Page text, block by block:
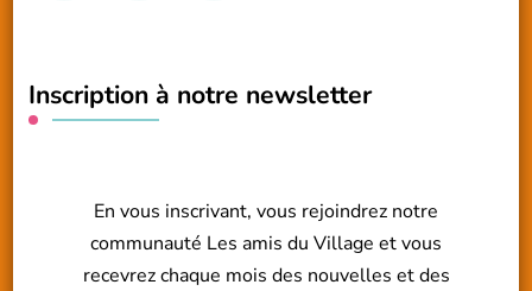
Inscription à notre newsletter
En vous inscrivant, vous rejoindrez notre
communauté Les amis du Village et vous
recevrez chaque mois des nouvelles et des